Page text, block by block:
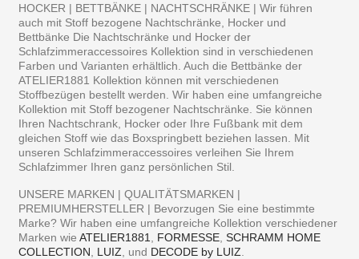
HOCKER | BETTBÄNKE | NACHTSCHRÄNKE | Wir führen
auch mit Stoff bezogene Nachtschränke, Hocker und
Bettbänke Die Nachtschränke und Hocker der
Schlafzimmeraccessoires Kollektion sind in verschiedenen
Farben und Varianten erhältlich. Auch die Bettbänke der
ATELIER1881 Kollektion können mit verschiedenen
Stoffbezügen bestellt werden. Wir haben eine umfangreiche
Kollektion mit Stoff bezogener Nachtschränke. Sie können
Ihren Nachtschrank, Hocker oder Ihre Fußbank mit dem
gleichen Stoff wie das Boxspringbett beziehen lassen. Mit
unseren Schlafzimmeraccessoires verleihen Sie Ihrem
Schlafzimmer Ihren ganz persönlichen Stil.
UNSERE MARKEN | QUALITÄTSMARKEN |
PREMIUMHERSTELLER | Bevorzugen Sie eine bestimmte
Marke? Wir haben eine umfangreiche Kollektion verschiedener
Marken wieATELIER1881 FORMESSE ,SCHRAMM HOME
COLLECTION
LUIZ , und DECODE by LUIZ